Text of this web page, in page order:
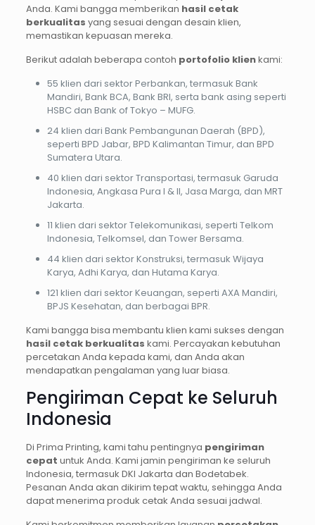
Anda. Kami bangga memberikan hasil cetak
berkualitas yang sesuai dengan desain klien,
memastikan kepuasan mereka.
Berikut adalah beberapa contoh portofolio klienkami:
55 klien dari sektor Perbankan, termasuk Bank
Mandiri, Bank BCA, Bank BRI, serta bank asing seperti
HSBC dan Bank of Tokyo – MUFG.
24 klien dari Bank Pembangunan Daerah (BPD),
seperti BPD Jabar, BPD Kalimantan Timur, dan BPD
Sumatera Utara.
40 klien dari sektor Transportasi, termasuk Garuda
Indonesia, Angkasa Pura I & II, Jasa Marga, dan MRT
Jakarta.
11 klien dari sektor Telekomunikasi, seperti Telkom
Indonesia, Telkomsel, dan Tower Bersama.
44 klien dari sektor Konstruksi, termasuk Wijaya
Karya, Adhi Karya, dan Hutama Karya.
121 klien dari sektor Keuangan, seperti AXA Mandiri,
BPJS Kesehatan, dan berbagai BPR.
Kami bangga bisa membantu klien kami sukses dengan
hasil cetak berkualitas kami. Percayakan kebutuhan
percetakan Anda kepada kami, dan Anda akan
mendapatkan pengalaman yang luar biasa.
Pengiriman Cepat ke Seluruh
Indonesia
Di Prima Printing, kami tahu pentingnya pengiriman
cepat untuk Anda. Kami jamin pengiriman ke seluruh
Indonesia, termasuk DKI Jakarta dan Bodetabek.
Pesanan Anda akan dikirim tepat waktu, sehingga Anda
dapat menerima produk cetak Anda sesuai jadwal.